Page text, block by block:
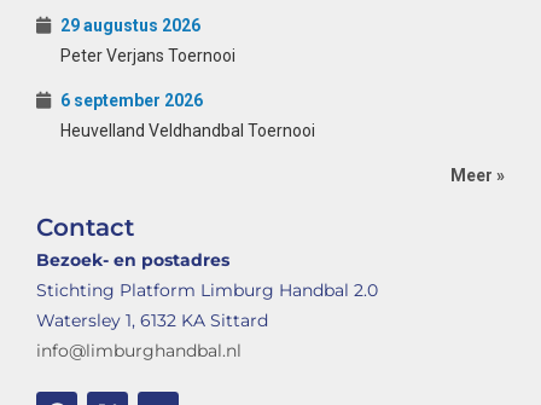
29 augustus 2026
Peter Verjans Toernooi
6 september 2026
Heuvelland Veldhandbal Toernooi
Meer »
Contact
Bezoek- en postadres
Stichting Platform Limburg Handbal 2.0
Watersley 1, 6132 KA Sittard
info@limburghandbal.nl